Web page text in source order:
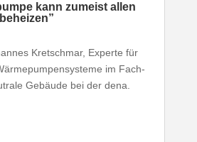
kann zumeist allen
Kret­schmar, Experte für
im Fach­
Gebäude bei der dena.